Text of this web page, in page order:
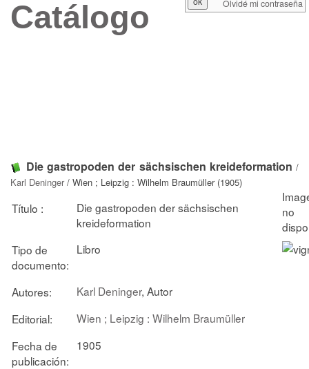
Catálogo
Die gastropoden der sächsischen kreideformation /
Karl Deninger/ Wien ; Leipzig : Wilhelm Braumüller (1905)
Título :
Die gastropoden der sächsischen
kreideformation
Tipo de
documento:
Libro
Autores: Karl Deninger, Autor
Editorial:
Wien ; Leipzig : Wilhelm Braumüller
Fecha de
publicación:
1905
Olvidé mi contraseña